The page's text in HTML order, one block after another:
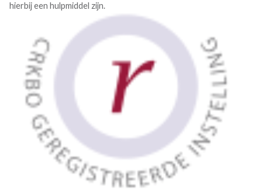
hierbij een hulpmiddel zijn.